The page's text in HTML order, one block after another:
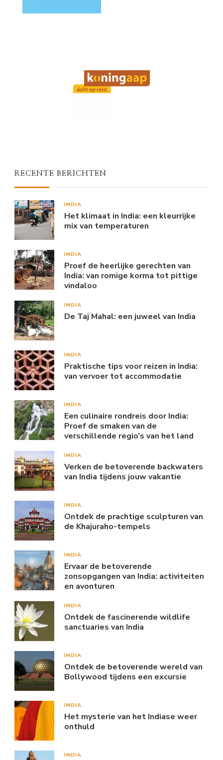
RECENTE BERICHTEN
INDIA
Het klimaat in India: een kleurrijke
mix van temperaturen
INDIA
Proef de heerlijke gerechten van
India: van romige korma tot pittige
vindaloo
INDIA
De Taj Mahal: een juweel van India
INDIA
Praktische tips voor reizen in India:
van vervoer tot accommodatie
INDIA
Een culinaire rondreis door India:
Proef de smaken van de
verschillende regio’s van het land
INDIA
Verken de betoverende backwaters
van India tijdens jouw vakantie
INDIA
Ontdek de prachtige sculpturen van
de Khajuraho-tempels
INDIA
Ervaar de betoverende
zonsopgangen van India: activiteiten
en avonturen
INDIA
Ontdek de fascinerende wildlife
sanctuaries van India
INDIA
Ontdek de betoverende wereld van
Bollywood tijdens een excursie
INDIA
Het mysterie van het Indiase weer
onthuld
INDIA